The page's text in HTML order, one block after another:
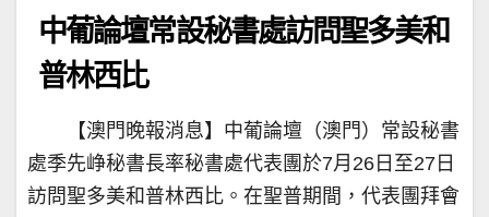
中葡論壇常設秘書處訪問聖多美和
普林西比
【澳門晚報消息】中葡論壇（澳門）常設秘書
處季先峥秘書長率秘書處代表團於7月26日至27日
訪問聖多美和普林西比。在聖普期間，代表團拜會